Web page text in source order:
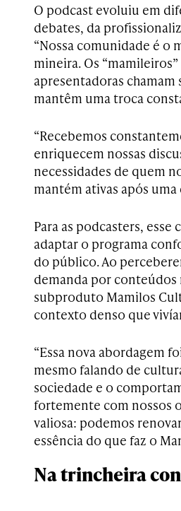
O podcast evoluiu em
debates, da
“Nossa comunidade é o
mineira. Os
apresentadoras
mantêm uma troca
“Recebemos
enriquecem nossas
necessidades de quem
mantém ativas após
Para as podcasters,
adaptar o programa
do público. Ao
demanda por conteúdos
subproduto Mamilos
contexto denso que
“Essa nova abordagem
mesmo falando de
sociedade e o
fortemente com nossos
valiosa: podemos
essência do que faz o
Na trincheira